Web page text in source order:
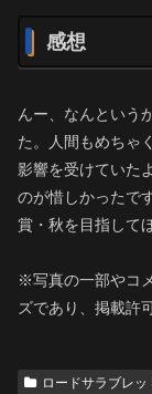
感想
んー、なんという
た。人間もめちゃ
影響を受けていた
のが惜しかったで
賞・秋を目指して
※写真の一部やコ
ズであり、掲載許
ロードサラブレ